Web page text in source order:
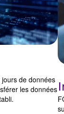
jours de données
les données